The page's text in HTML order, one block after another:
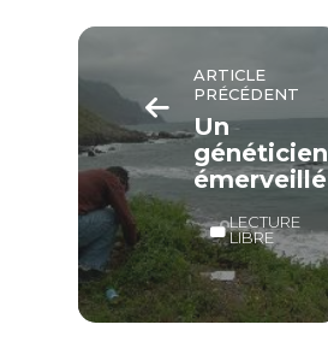
ARTICLE
PRÉCÉDENT
Un
généticien
émerveillé
LECTURE
LIBRE